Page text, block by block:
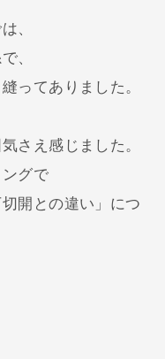
、
、
ってありました。
さえ感じました。
グで
開との違い」につ